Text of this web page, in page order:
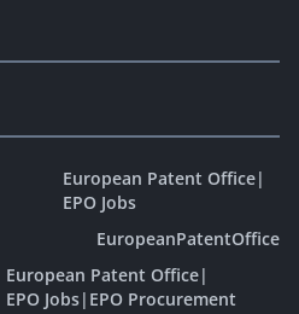
European Patent Office|
EPO Jobs
EuropeanPatentOffice
European Patent Office|
EPO Jobs| EPO Procurement